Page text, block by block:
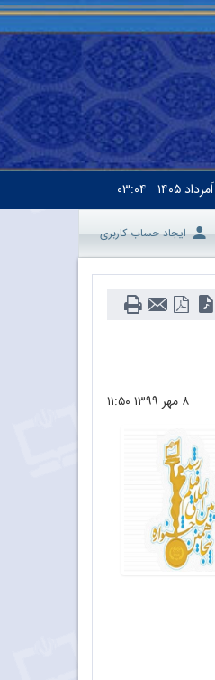
۰۳:۰۴
ایجاد حساب کاربری
۸ مهر ۱۳۹۹ ۱۱:۵۰